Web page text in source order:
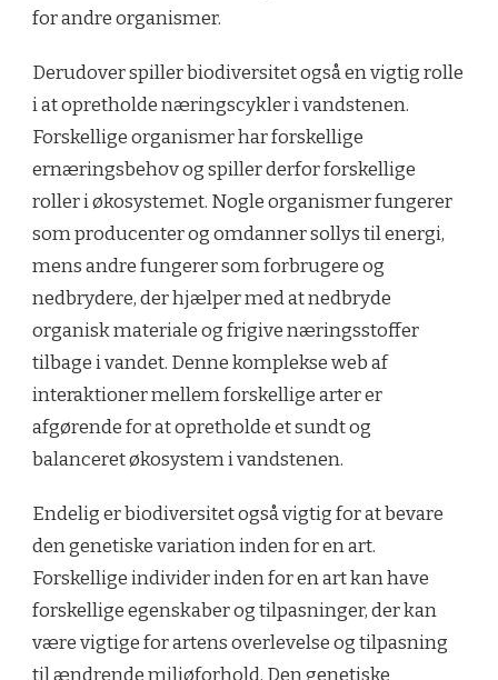
for andre organismer.
Derudover spiller biodiversitet også en vigtig rolle
i at opretholde næringscykler i vandstenen.
Forskellige organismer har forskellige
ernæringsbehov og spiller derfor forskellige
roller i økosystemet. Nogle organismer fungerer
som producenter og omdanner sollys til energi,
mens andre fungerer som forbrugere og
nedbrydere, der hjælper med at nedbryde
organisk materiale og frigive næringsstoffer
tilbage i vandet. Denne komplekse web af
interaktioner mellem forskellige arter er
afgørende for at opretholde et sundt og
balanceret økosystem i vandstenen.
Endelig er biodiversitet også vigtig for at bevare
den genetiske variation inden for en art.
Forskellige individer inden for en art kan have
forskellige egenskaber og tilpasninger, der kan
være vigtige for artens overlevelse og tilpasning